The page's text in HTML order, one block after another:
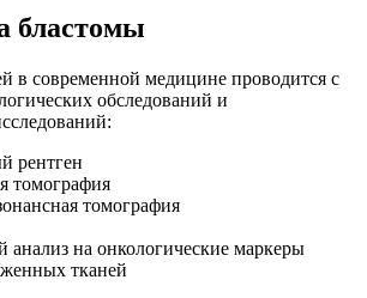
бластомы
в современной медицине проводится с
обследований и
рентген
томография
томография
анализ на онкологические маркеры
тканей